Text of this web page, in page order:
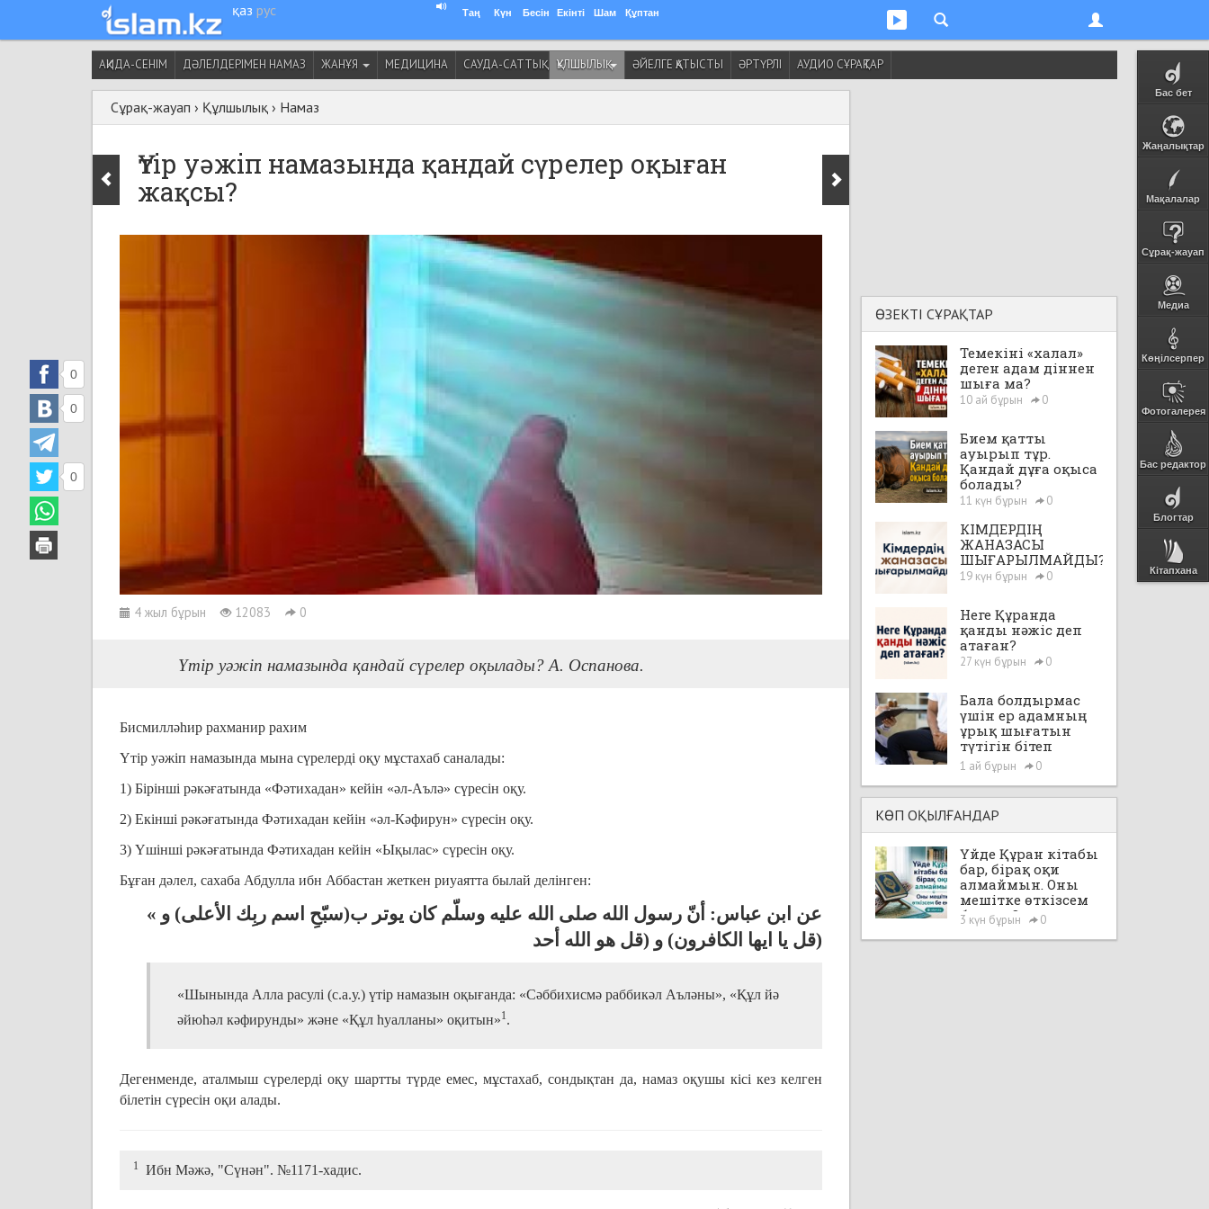
қаз рус Таң Күн Бесін Екінті Шам Құптан
Бас бет
Жаңалықтар
Мақалалар
Сұрақ-жауап
Медиа
Көңілсерпер
Фотогалерея
Бас редактор
Блогтар
Кітапхана
АҚИДА-СЕНІМ ДӘЛЕЛДЕРІМЕН НАМАЗ ЖАНҰЯ МЕДИЦИНА САУДА-САТТЫҚ ҚҰЛШЫЛЫҚ ӘЙЕЛГЕ ҚАТЫСТЫ ӘРТҮРЛІ АУДИО СҰРАҚТАР
Сұрақ-жауап › Құлшылық › Намаз
Үтір уәжіп намазында қандай сүрелер оқыған
жақсы?
4 жыл бұрын 12083 0
0
0
0
Үтір уәжіп намазында қандай сүрелер оқылады? А. Оспанова.
Бисмилләһир рахманир рахим
Үтір уәжіп намазында мына сүрелерді оқу мұстахаб саналады:
1) Бірінші рәкәғатында «Фәтихадан» кейін «әл-Аълә» сүресін оқу.
2) Екінші рәкәғатында Фәтихадан кейін «әл-Кәфирун» сүресін оқу.
3) Үшінші рәкәғатында Фәтихадан кейін «Ықылас» сүресін оқу.
Бұған дәлел, сахаба Абдулла ибн Аббастан жеткен риуаятта былай делінген:
« عن ابن عباس: أنّ رسول الله صلى الله عليه وسلّم كان يوتر ب(سبّحِ اسم ربِك الأعلى) و
(قل يا ايها الكافرون) و (قل هو الله أحد
«Шынында Алла расулі (с.а.у.) үтір намазын оқығанда: «Сәббихисмә раббикәл Аъләны», «Құл йә
әйюһәл кәфирунды» және «Құл һуалланы» оқитын»1.
Дегенменде, аталмыш сүрелерді оқу шартты түрде емес, мұстахаб, сондықтан да, намаз оқушы кісі кез келген
білетін сүресін оқи алады.
1 Ибн Мәжә, "Сүнән". №1171-хадис.
ӨЗЕКТІ СҰРАҚТАР
Темекіні «халал»
деген адам діннен
шыға ма?
10 ай бұрын 0
Бием қатты
ауырып тұр.
Қандай дұға оқыса
болады?
11 күн бұрын 0
КІМДЕРДІҢ
ЖАНАЗАСЫ
ШЫҒАРЫЛМАЙДЫ?
19 күн бұрын 0
Неге Құранда
қанды нәжіс деп
атаған?
27 күн бұрын 0
Бала болдырмас
үшін ер адамның
ұрық шығатын
түтігін бітеп
тастауға, яғни,
"вазэктомия"
жасатуға бола ма?
1 ай бұрын 0
КӨП ОҚЫЛҒАНДАР
Үйде Құран кітабы
бар, бірақ оқи
алмаймын. Оны
мешітке өткізсем
бе екен?
3 күн бұрын 0